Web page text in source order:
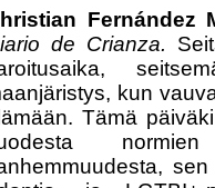
Fernández
de Crianza.
kun
Tämä